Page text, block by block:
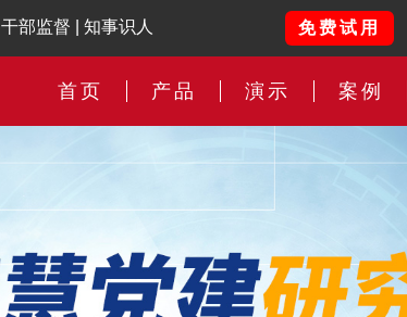
干部监督 知事识人 免费试用
首页 产品 演示 案例